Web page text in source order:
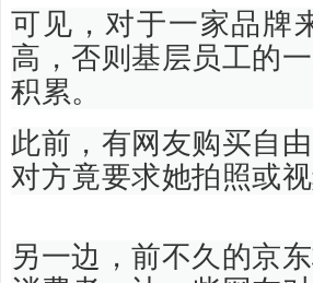
可见，对于一家品牌
高，否则基层员工的
积累。
此前，有网友购买自
对方竟要求她拍照或
另一边，前不久的京